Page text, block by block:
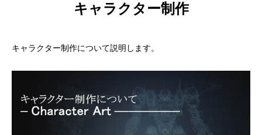
キャラクター制作
キャラクター制作について説明します。